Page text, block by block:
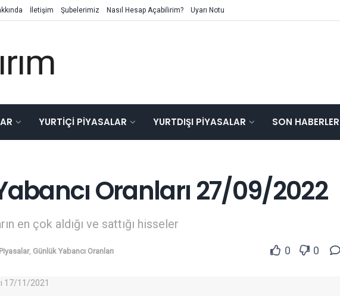
İletişim Şubelerimiz Nasıl Hesap Açabilirim? Uyarı Notu
YURTIÇI PIYASALAR YURTDIŞI PIYASALAR SON HABERLER
Oranları 27/09/2022
en çok aldığı ve sattığı hisseler
, Günlük Yabancı Oranları 0 0